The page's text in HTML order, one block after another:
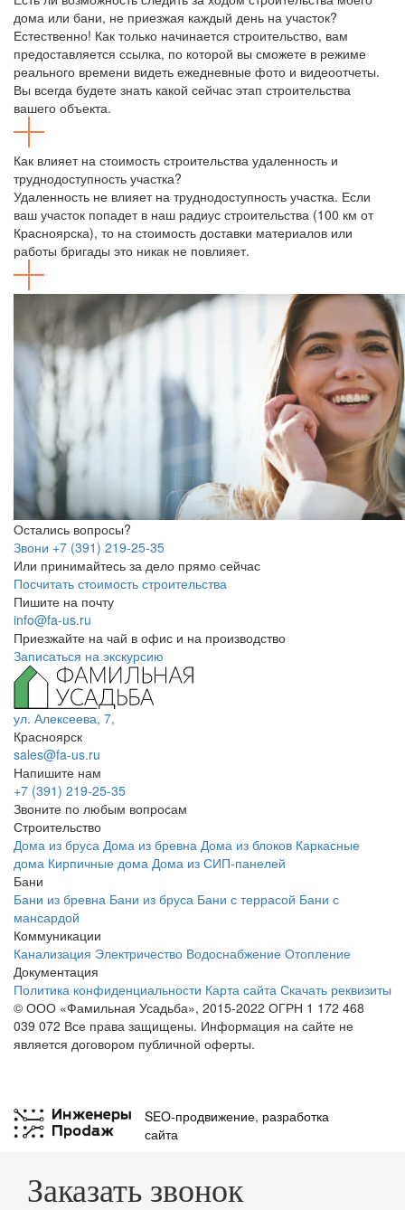
дома или бани, не приезжая каждый день на участок?
Естественно! Как только начинается строительство, вам
предоставляется ссылка, по которой вы сможете в режиме
реального времени видеть ежедневные фото и видеоотчеты.
Вы всегда будете знать какой сейчас этап строительства
вашего объекта.
Как влияет на стоимость строительства удаленность и
труднодоступность участка?
Удаленность не влияет на труднодоступность участка. Если
ваш участок попадет в наш радиус строительства (100 км от
Красноярска), то на стоимость доставки материалов или
работы бригады это никак не повлияет.
Остались вопросы?
Звони +7 (391) 219-25-35
Или принимайтесь за дело прямо сейчас
Посчитать стоимость строительства
Пишите на почту
info@fa-us.ru
Приезжайте на чай в офис и на производство
Записаться на экскурсию
ул. Алексеева, 7,
Красноярск
sales@fa-us.ru
Напишите нам
+7 (391) 219-25-35
Звоните по любым вопросам
Строительство
Дома из бруса Дома из бревна Дома из блоков Каркасные
дома Кирпичные дома Дома из СИП-панелей
Бани
Бани из бревна Бани из бруса Бани с террасой Бани с
мансардой
Коммуникации
Канализация Электричество Водоснабжение Отопление
Документация
Политика конфиденциальности Карта сайта Скачать реквизиты
© ООО «Фамильная Усадьба», 2015-2022 ОГРН 1 172 468
039 072 Все права защищены. Информация на сайте не
является договором публичной оферты.
SEO-продвижение, разработка
сайта
Заказать звонок